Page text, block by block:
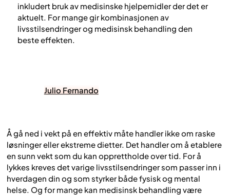
inkludert bruk av medisinske hjelpemidler der det er
aktuelt. For mange gir kombinasjonen av
livsstilsendringer og medisinsk behandling den
beste effekten.
Julio Fernando
Å gå ned i vekt på en effektiv måte handler ikke om raske
løsninger eller ekstreme dietter. Det handler om å etablere
en sunn vekt som du kan opprettholde over tid. For å
lykkes kreves det varige livsstilsendringer som passer inn i
hverdagen din og som styrker både fysisk og mental
helse. Og for mange kan medisinsk behandling være